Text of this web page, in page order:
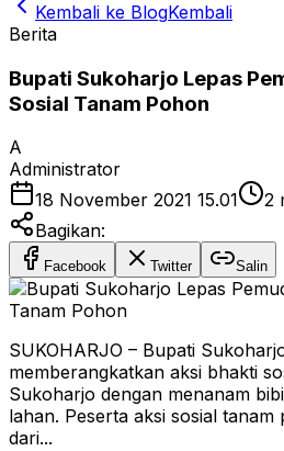
Kembali ke BlogKembali
Berita
Bupati Sukoharjo Lepas
Sosial Tanam Pohon
A
Administrator
18 November 2021 15.01
2
Bagikan:
Facebook Twitter Salin
SUKOHARJO – Bupati
memberangkatkan aksi bhakti
Sukoharjo dengan menanam
lahan. Peserta aksi sosial
dari...